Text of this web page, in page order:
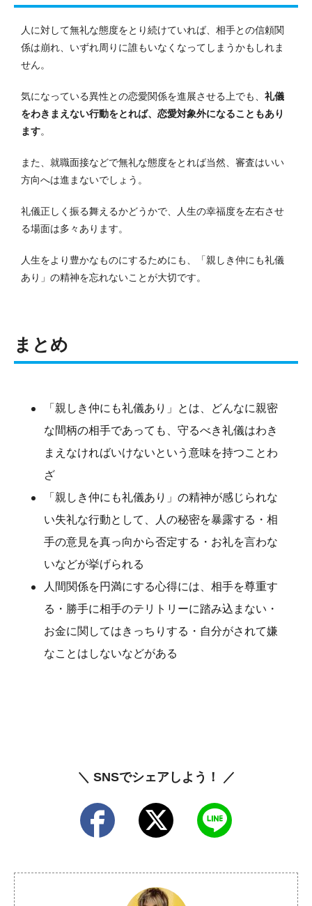
人に対して無礼な態度をとり続けていれば、相手との信頼関
係は崩れ、いずれ周りに誰もいなくなってしまうかもしれま
せん。
気になっている異性との恋愛関係を進展させる上でも、 礼儀
をわきまえない行動をとれば、恋愛対象外になることもあり
ます。
また、就職面接などで無礼な態度をとれば当然、審査はいい
方向へは進まないでしょう。
礼儀正しく振る舞えるかどうかで、人生の幸福度を左右させ
る場面は多々あります。
人生をより豊かなものにするためにも、「親しき仲にも礼儀
あり」の精神を忘れないことが大切です。
まとめ
「親しき仲にも礼儀あり」とは、どんなに親密
な間柄の相手であっても、守るべき礼儀はわき
まえなければいけないという意味を持つことわ
ざ
「親しき仲にも礼儀あり」の精神が感じられな
い失礼な行動として、人の秘密を暴露する・相
手の意見を真っ向から否定する・お礼を言わな
いなどが挙げられる
人間関係を円満にする心得には、相手を尊重す
る・勝手に相手のテリトリーに踏み込まない・
お金に関してはきっちりする・自分がされて嫌
なことはしないなどがある
＼ SNSでシェアしよう！ ／